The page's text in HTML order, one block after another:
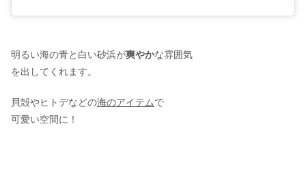
明るい海の青と白い砂浜が爽やかな雰囲気
を出してくれます。
貝殻やヒトデなどの海のアイテムで
可愛い空間に！